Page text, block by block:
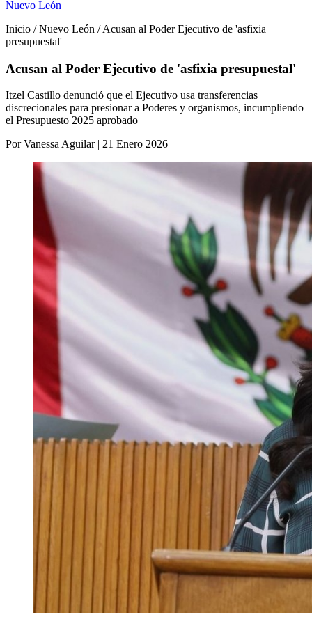
Nuevo León
Inicio / Nuevo León / Acusan al Poder Ejecutivo de 'asfixia
presupuestal'
Acusan al Poder Ejecutivo de 'asfixia presupuestal'
Itzel Castillo denunció que el Ejecutivo usa transferencias
discrecionales para presionar a Poderes y organismos, incumpliendo
el Presupuesto 2025 aprobado
Por Vanessa Aguilar | 21 Enero 2026